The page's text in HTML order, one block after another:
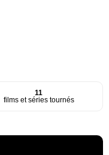
11
films et séries tournés